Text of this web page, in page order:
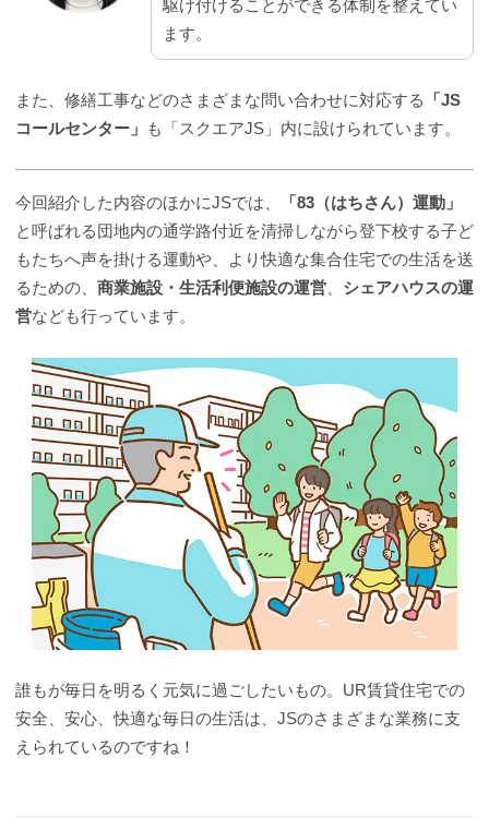
駆け付けることができる体制を整えてい
ます。
また、修繕工事などのさまざまな問い合わせに対応する
「JS
コールセンター」
も「スクエアJS」内に設けられています。
今回紹介した内容のほかにJSでは、
「83（はちさん）運動」
と呼ばれる団地内の通学路付近を清掃しながら登下校する子ど
もたちへ声を掛ける運動や、より快適な集合住宅での生活を送
るための、 商業施設・生活利便施設の運営
シェアハウスの運
営なども行っています。
誰もが毎日を明るく元気に過ごしたいもの。UR賃貸住宅での
安全、安心、快適な毎日の生活は、JSのさまざまな業務に支
えられているのですね！